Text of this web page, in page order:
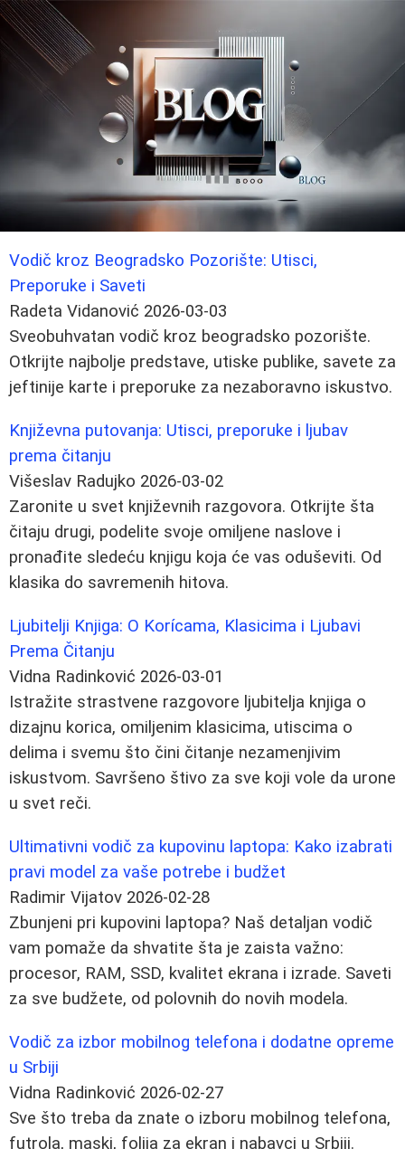
Vodič kroz Beogradsko Pozorište: Utisci,
Preporuke i Saveti
Radeta Vidanović 2026-03-03
Sveobuhvatan vodič kroz beogradsko pozorište.
Otkrijte najbolje predstave, utiske publike, savete za
jeftinije karte i preporuke za nezaboravno iskustvo.
Književna putovanja: Utisci, preporuke i ljubav
prema čitanju
Višeslav Radujko 2026-03-02
Zaronite u svet književnih razgovora. Otkrijte šta
čitaju drugi, podelite svoje omiljene naslove i
pronađite sledeću knjigu koja će vas oduševiti. Od
klasika do savremenih hitova.
Ljubitelji Knjiga: O Korícama, Klasicima i Ljubavi
Prema Čitanju
Vidna Radinković 2026-03-01
Istražite strastvene razgovore ljubitelja knjiga o
dizajnu korica, omiljenim klasicima, utiscima o
delima i svemu što čini čitanje nezamenjivim
iskustvom. Savršeno štivo za sve koji vole da urone
u svet reči.
Ultimativni vodič za kupovinu laptopa: Kako izabrati
pravi model za vaše potrebe i budžet
Radimir Vijatov 2026-02-28
Zbunjeni pri kupovini laptopa? Naš detaljan vodič
vam pomaže da shvatite šta je zaista važno:
procesor, RAM, SSD, kvalitet ekrana i izrade. Saveti
za sve budžete, od polovnih do novih modela.
Vodič za izbor mobilnog telefona i dodatne opreme
u Srbiji
Vidna Radinković 2026-02-27
Sve što treba da znate o izboru mobilnog telefona,
futrola, maski, folija za ekran i nabavci u Srbiji.